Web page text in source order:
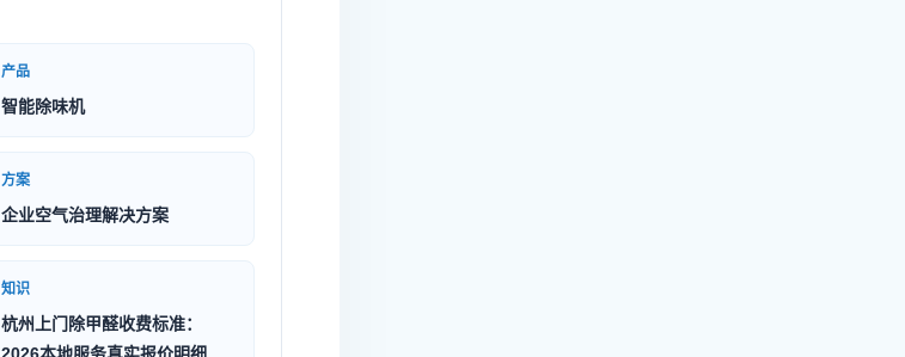
产品
智能除味机
方案
企业空气治理解决方案
知识
杭州上门除甲醛收费标准：